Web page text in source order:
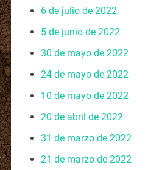
6 de julio de 2022
5 de junio de 2022
30 de mayo de 2022
24 de mayo de 2022
10 de mayo de 2022
20 de abril de 2022
31 de marzo de 2022
21 de marzo de 2022